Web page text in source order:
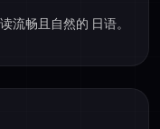
流畅且自然的 日语。